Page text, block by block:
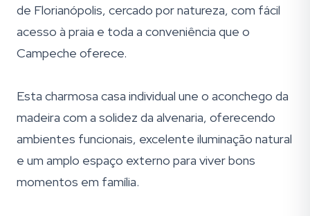
de Florianópolis, cercado por natureza, com fácil
acesso à praia e toda a conveniência que o
Campeche oferece.
Esta charmosa casa individual une o aconchego da
madeira com a solidez da alvenaria, oferecendo
ambientes funcionais, excelente iluminação natural
e um amplo espaço externo para viver bons
momentos em família.